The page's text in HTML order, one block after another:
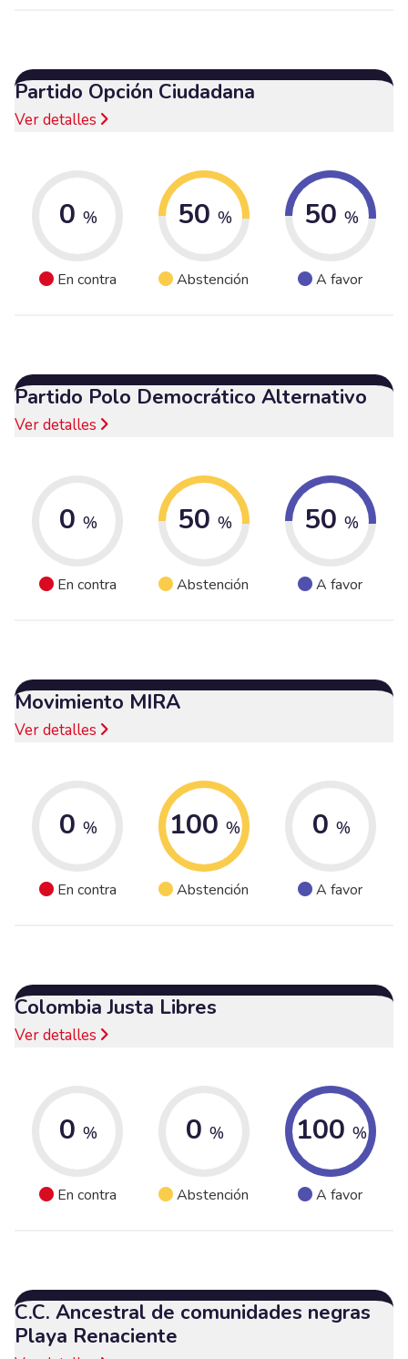
Partido Opción Ciudadana
Ver detalles
0 %
En contra
50 %
Abstención
50 %
A favor
Partido Polo Democrático Alternativo
Ver detalles
0 %
En contra
50 %
Abstención
50 %
A favor
Movimiento MIRA
Ver detalles
0 %
En contra
100 %
Abstención
0 %
A favor
Colombia Justa Libres
Ver detalles
0 %
En contra
0 %
Abstención
100 %
A favor
C.C. Ancestral de comunidades negras
Playa Renaciente